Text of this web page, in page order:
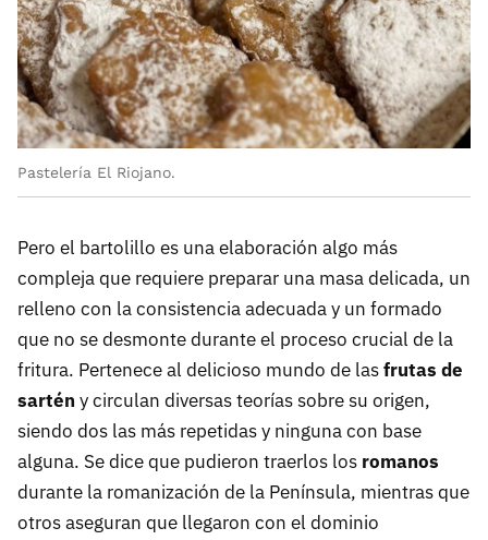
Pastelería El Riojano.
Pero el bartolillo es una elaboración algo más
compleja que requiere preparar una masa delicada, un
relleno con la consistencia adecuada y un formado
que no se desmonte durante el proceso crucial de la
fritura. Pertenece al delicioso mundo de lasfrutas de
sartén y circulan diversas teorías sobre su origen,
siendo dos las más repetidas y ninguna con base
alguna. Se dice que pudieron traerlos los romanos
durante la romanización de la Península, mientras que
otros aseguran que llegaron con el dominio